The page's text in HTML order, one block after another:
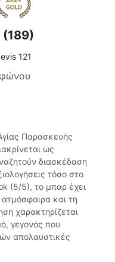
(189)
121
Παρασκευής
ως
διασκέδαση
τόσο στο
(5/5), το μπαρ έχει
και τη
χαρακτηρίζεται
γεγονός που
απολαυστικές